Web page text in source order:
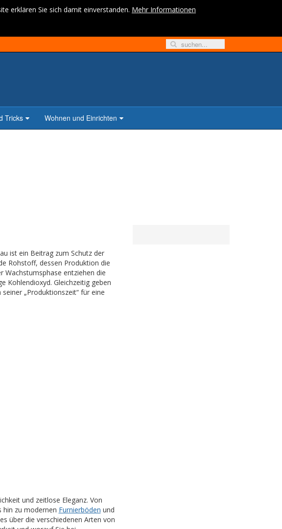
erklären Sie sich damit einverstanden. Mehr Informationen
Tricks Wohnen und Einrichten
ist ein Beitrag zum Schutz der
Rohstoff, dessen Produktion die
Wachstumsphase entziehen die
Kohlendioxyd. Gleichzeitig geben
„Produktionszeit“ für eine
und zeitlose Eleganz. Von
hin zu modernen Furnierböden und
über die verschiedenen Arten von